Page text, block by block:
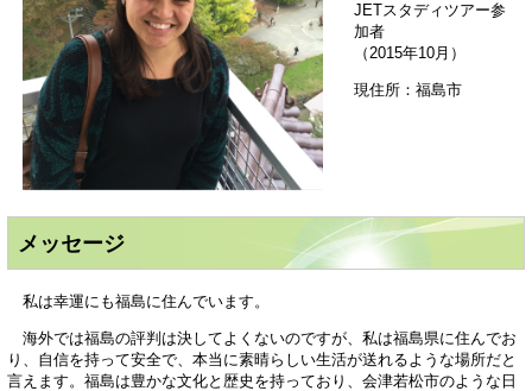
JETスタディツアー参
加者
（2015年10月）
現住所：福島市
メッセージ
私は幸運にも福島に住んでいます。
海外では福島の評判は決してよくないのですが、私は福島県に住んでお
り、自信を持って安全で、本当に素晴らしい生活が送れるような場所だと
言えます。福島は豊かな文化と歴史を持っており、会津若松市のような日